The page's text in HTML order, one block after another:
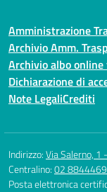
Amministrazione
Archivio Amm.
Archivio albo
Dichiarazione di
Note LegaliCrediti
Indirizzo:Via Salerno, 1
Centralino:02
Posta elettronica